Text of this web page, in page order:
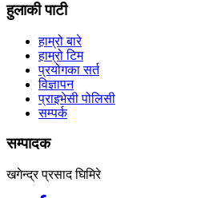
हुलाकी पाटी
हाम्रो बारे
हाम्रो टिम
प्रयोगका सर्त
विज्ञापन
प्राइभेसी पोलिसी
सम्पर्क
सम्पादक
खगेन्द्र प्रसाद घिमिरे